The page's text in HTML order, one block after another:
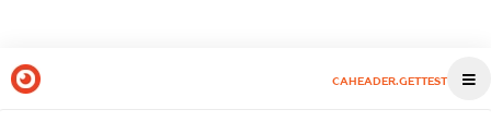
CAHEADER.GETTEST